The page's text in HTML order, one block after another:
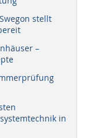
stellt
–
in